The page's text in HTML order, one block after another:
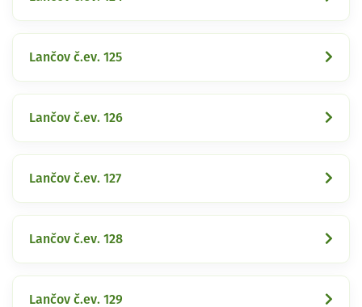
Lančov č.ev. 125
Lančov č.ev. 126
Lančov č.ev. 127
Lančov č.ev. 128
Lančov č.ev. 129